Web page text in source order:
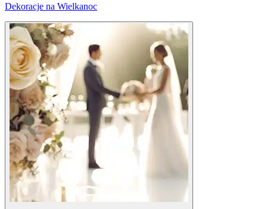
Dekoracje na Wielkanoc